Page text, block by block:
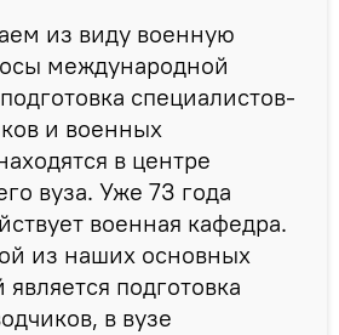
из виду военную
международной
специалистов-
и военных
в центре
вуза. Уже 73 года
военная кафедра.
из наших основных
подготовка
в вузе